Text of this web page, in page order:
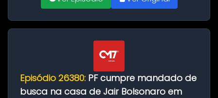
Episódio 26380: PF cumpre mandado de
busca na casa de Jair Bolsonaro em